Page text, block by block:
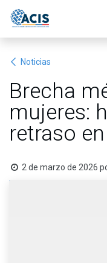
Noticias
Brecha
mujeres:
retraso
2 de marzo de 2026